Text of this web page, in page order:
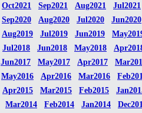
Oct2021 Sep2021 Aug2021
Jul2021
Sep2020 Aug2020 Jul2020
Jun2020
Aug2019 Jul2019 Jun2019
Jul2018 Jun2018 May2018
Jun2017 May2017 Apr2017
May2016 Apr2016 Mar2016
Apr2015 Mar2015 Feb2015
Mar2014 Feb2014 Jan2014